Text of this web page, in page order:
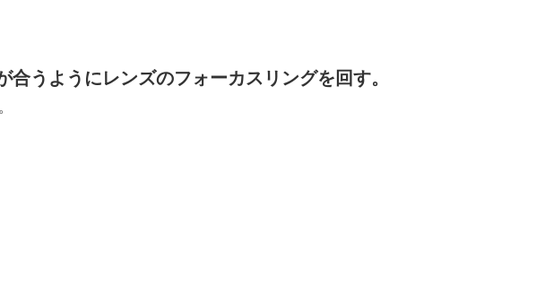
うようにレンズのフォーカスリングを回す。